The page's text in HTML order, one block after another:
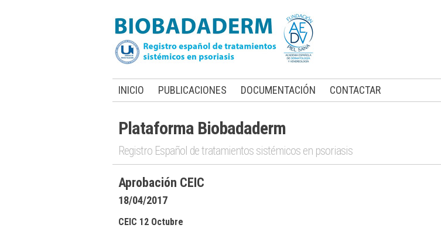
INICIO PUBLICACIONES DOCUMENTACIÓN CONTACTAR
Plataforma Biobadaderm
Registro Español de tratamientos sistémicos en psoriasis
Aprobación CEIC
18/04/2017
CEIC 12 Octubre